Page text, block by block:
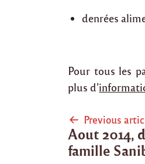
denrées
Pour tous les
plus d’
Post
Previous
Aout 2014,
famille